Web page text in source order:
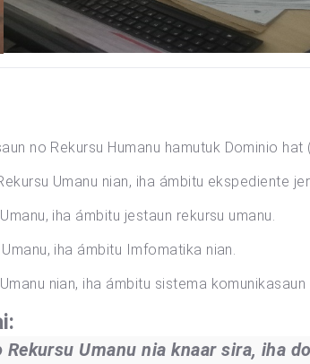
no Rekursu Humanu hamutuk Dominio hat
Umanu nian, iha ámbitu ekspediente
iha ámbitu jestaun rekursu umanu.
iha ámbitu Imfomatika nian.
nian, iha ámbitu sistema
Umanu nia knaar sira, iha